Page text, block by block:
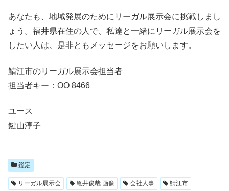
あなたも、地域発展のためにリーガル展示会に挑戦しまし
ょう。福井県在住の人で、私達と一緒にリーガル展示会を
したい人は、是非ともメッセージをお願いします。
鯖江市のリーガル展示会担当者
担当者キー：OO 8466
ユース
鍵山淳子
鑑定
リーガル展示会 亀井俊哉 画像 会社人事 鯖江市